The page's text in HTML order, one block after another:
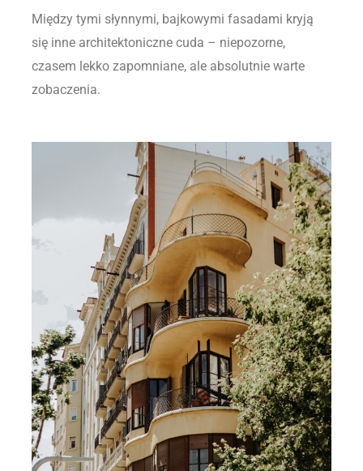
Między tymi słynnymi, bajkowymi fasadami kryją
się inne architektoniczne cuda – niepozorne,
czasem lekko zapomniane, ale absolutnie warte
zobaczenia.